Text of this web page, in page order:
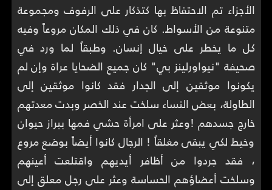
الأجزاء تم الاحتفاظ بها كتذكار على الرفوف ومجموعة
متنوعة من الأسواط. كان في ذلك المكان مروعاً وفيه
كل ما يخطر على خيال إنسان. وطبقاُ لما ورد في
صحيفة "نيواورلينز بي" كان جميع الضحايا عراة وإن لم
يكونوا موثقين إلى الجدار فقد كانوا موثقين إلى
الطاولة، بعض النساء سلخت عند الخصر وبدت معدتهم
خارج جسدهم !وعثر على امرأة حشي فمها ببراز حيوان
وخيط لكي يبقى مغلقاُ ! الرجال كانوا أيضاً بوضع مروع
، فقد جردوا من أظافر أيديهم واقتلعت أعينهم
وسلخت أعضاؤهم الحساسة وعثر على رجل معلق إلى